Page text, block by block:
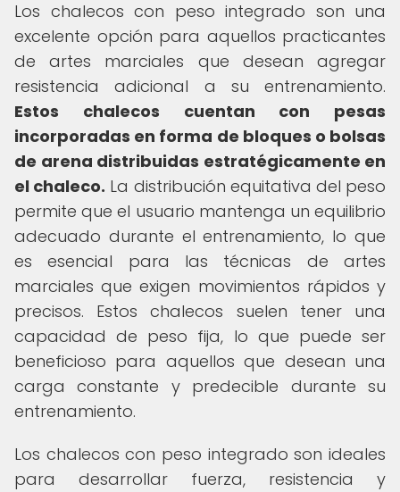
Los chalecos con peso integrado son una
excelente opción para aquellos practicantes
de artes marciales que desean agregar
resistencia adicional a su entrenamiento.
Estos chalecos cuentan con pesas
incorporadas en forma de bloques o bolsas
de arena distribuidas estratégicamente en
el chaleco. La distribución equitativa del peso
permite que el usuario mantenga un equilibrio
adecuado durante el entrenamiento, lo que
es esencial para las técnicas de artes
marciales que exigen movimientos rápidos y
precisos. Estos chalecos suelen tener una
capacidad de peso fija, lo que puede ser
beneficioso para aquellos que desean una
carga constante y predecible durante su
entrenamiento.
Los chalecos con peso integrado son ideales
para desarrollar fuerza, resistencia y